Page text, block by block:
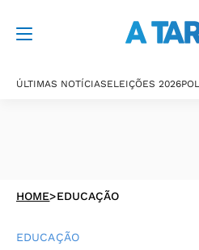
ÚLTIMAS NOTÍCIASELEIÇÕES 2026
HOME>EDUCAÇÃO
EDUCAÇÃO